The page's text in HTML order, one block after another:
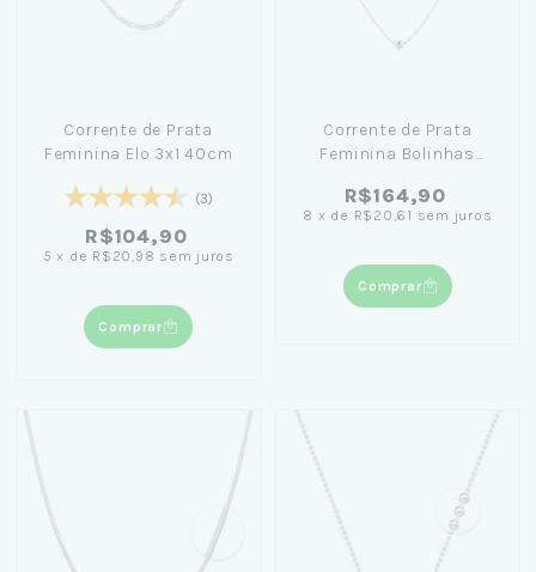
Corrente de Prata
Feminina Elo 3x1 40cm
(3)
R$104,90
5 x de R$20,98 sem juros
Comprar
Corrente de Prata
Feminina Bolinhas
R$164,90
8 x de R$20,61 sem juros
Comprar